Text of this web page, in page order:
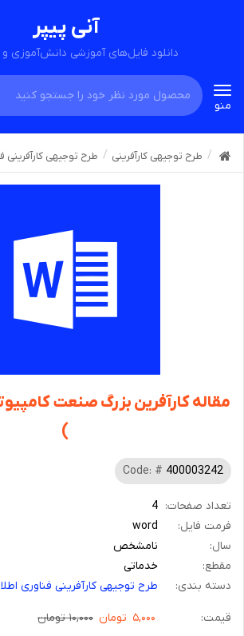
آنی پیپر
دانلود فایل‌های آموزشی دانش‌آموزی
Toggle
navigation
منو
طرح توجیهی کارآفرینی طرح توجیهی کارآفرینی
)
Code: # 400003242
تعداد صفحات: 4
فرمت فایل:
word
سال:
نامشخص
مقطع:
خدماتی
دسته بندی:
طرح توجیهی کارآفرینی فناوری
قیمت: ۵,۰۰۰ تومان ۱۰,۰۰۰ تومان